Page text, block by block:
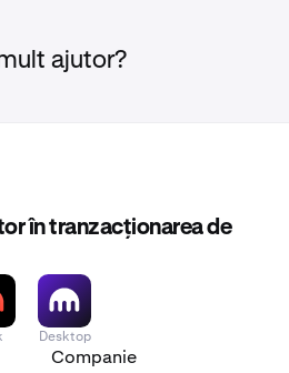
ajutor?
în tranzacționarea de
Desktop
Companie